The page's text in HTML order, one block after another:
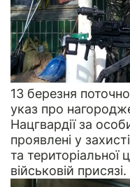
13 березня
указ про
Нацгвардії за
проявлені у
та територіальної
військовій присязі.